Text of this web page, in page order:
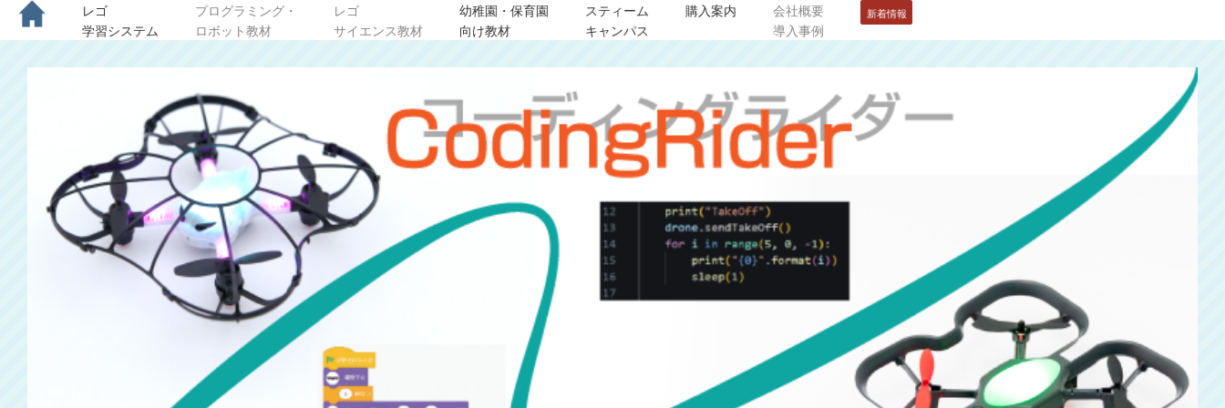
レゴ
学習システム
プログラミング・
ロボット教材
レゴ
サイエンス教材
幼稚園・保育園
向け教材
スティーム
キャンパス
購入案内
会社概要
導入事例
新着情報